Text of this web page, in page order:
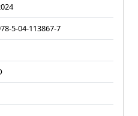
5-04-113867-7